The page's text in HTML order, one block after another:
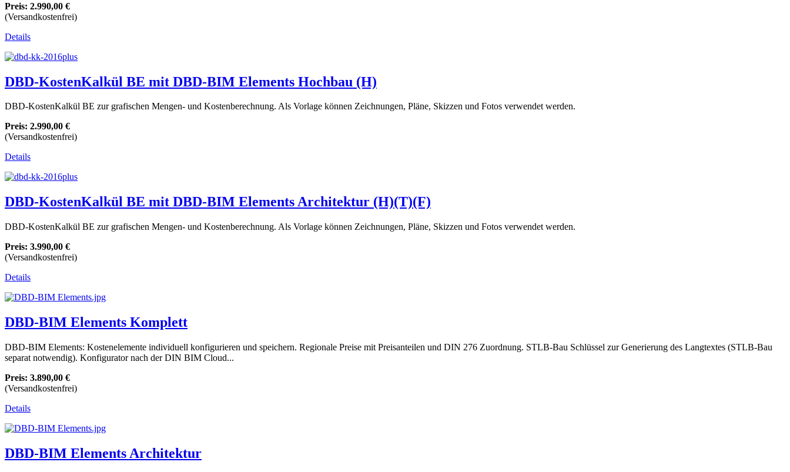
Preis: 2.990,00 €
(Versandkostenfrei)
Details
DBD-KostenKalkül BE mit DBD-BIM Elements Hochbau (H)
DBD-KostenKalkül BE zur grafischen Mengen- und Kostenberechnung. Als Vorlage können Zeichnungen, Pläne, Skizzen und Fotos verwendet werden.
Preis: 2.990,00 €
(Versandkostenfrei)
Details
DBD-KostenKalkül BE mit DBD-BIM Elements Architektur (H)(T)(F)
DBD-KostenKalkül BE zur grafischen Mengen- und Kostenberechnung. Als Vorlage können Zeichnungen, Pläne, Skizzen und Fotos verwendet werden.
Preis: 3.990,00 €
(Versandkostenfrei)
Details
DBD-BIM Elements Komplett
DBD-BIM Elements: Kostenelemente individuell konfigurieren und speichern. Regionale Preise mit Preisanteilen und DIN 276 Zuordnung. STLB-Bau Schlüssel zur Generierung des Langtextes (STLB-Bau
separat notwendig). Konfigurator nach der DIN BIM Cloud...
Preis: 3.890,00 €
(Versandkostenfrei)
Details
DBD-BIM Elements Architektur